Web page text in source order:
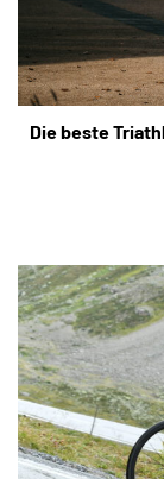
Die beste